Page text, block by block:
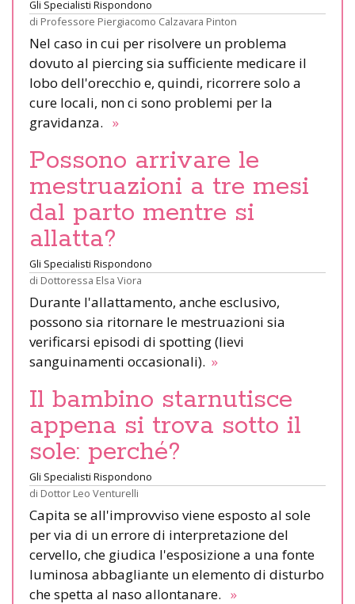
Gli Specialisti Rispondono
di Professore Piergiacomo Calzavara Pinton
Nel caso in cui per risolvere un problema
dovuto al piercing sia sufficiente medicare il
lobo dell'orecchio e, quindi, ricorrere solo a
cure locali, non ci sono problemi per la
gravidanza. »
Possono arrivare le
mestruazioni a tre mesi
dal parto mentre si
allatta?
Gli Specialisti Rispondono
di Dottoressa Elsa Viora
Durante l'allattamento, anche esclusivo,
possono sia ritornare le mestruazioni sia
verificarsi episodi di spotting (lievi
sanguinamenti occasionali). »
Il bambino starnutisce
appena si trova sotto il
sole: perché?
Gli Specialisti Rispondono
di Dottor Leo Venturelli
Capita se all'improvviso viene esposto al sole
per via di un errore di interpretazione del
cervello, che giudica l'esposizione a una fonte
luminosa abbagliante un elemento di disturbo
che spetta al naso allontanare. »